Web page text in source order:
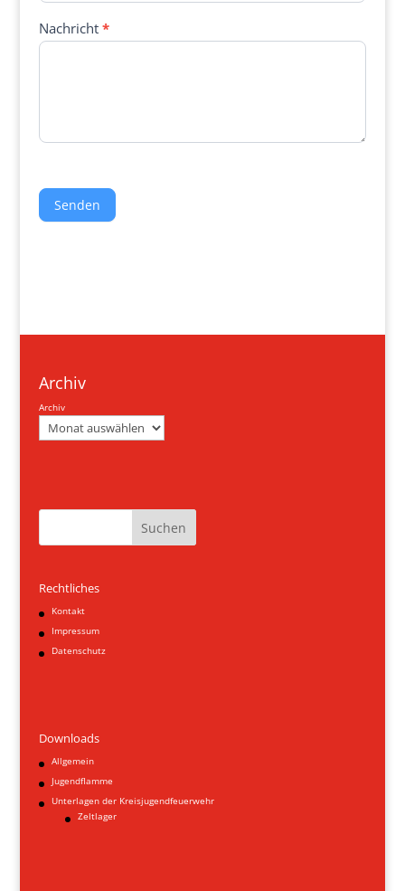
Nachricht *
Senden
Archiv
Archiv
Suchen
Rechtliches
Kontakt
Impressum
Datenschutz
Downloads
Allgemein
Jugendflamme
Unterlagen der Kreisjugendfeuerwehr
Zeltlager